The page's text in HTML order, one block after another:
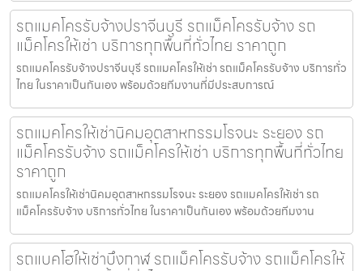
รถแมคโครรับจ้างปราจีนบุรี รถแม็คโครรับจ้าง รถ
แม็คโครให้เช่า บริการทุกพื้นที่ทั่วไทย ราคาถูก
รถแมคโครรับจ้างปราจีนบุรี รถแมคโครให้เช่า รถแม็คโครรับจ้าง บริการทั่ว
ไทย ในราคาเป็นกันเอง พร้อมด้วยทีมงานที่มีประสบการณ์
รถแมคโครให้เช่านิคมอุตสาหกรรมโรจนะ ระยอง รถ
แม็คโครรับจ้าง รถแม็คโครให้เช่า บริการทุกพื้นที่ทั่วไทย
ราคาถูก
รถแมคโครให้เช่านิคมอุตสาหกรรมโรจนะ ระยอง รถแมคโครให้เช่า รถ
แม็คโครรับจ้าง บริการทั่วไทย ในราคาเป็นกันเอง พร้อมด้วยทีมงาน
รถแบคโฮให้เช่าบึงกาฬ รถแม็คโครรับจ้าง รถแม็คโครให้